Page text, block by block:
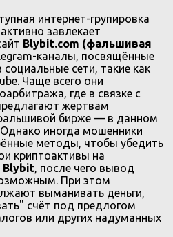
интернет-групировка
завлекает
Blybit.com (фальшивая
каналы, посвящённые
социальные сети, такие как
Чаще всего они
где в связке с
жертвам
бирже — в данном
Однако иногда мошенники
методы, чтобы убедить
криптоактивы на
Blybit, после чего вывод
При этом
выманивать деньги,
счёт под предлогом
или других надуманных